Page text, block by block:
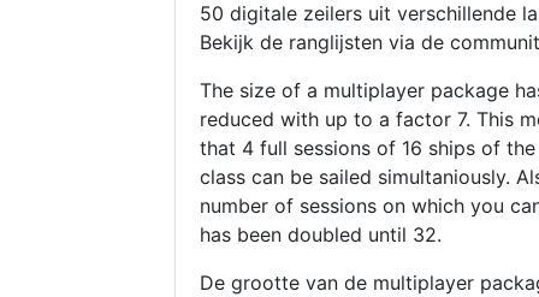
50 digitale zeilers uit verschillende
Bekijk de ranglijsten via de
The size of a multiplayer package
reduced with up to a factor 7. This
that 4 full sessions of 16 ships of
class can be sailed simultaniously.
number of sessions on which you
has been doubled until 32.
De grootte van de multiplayer